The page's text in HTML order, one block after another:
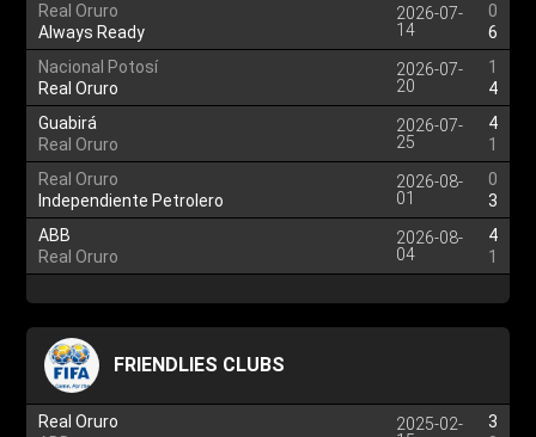
Real Oruro
Always Ready
2026-07-
14
0
6
Nacional Potosí
Real Oruro
2026-07-
20
1
4
Guabirá
Real Oruro
2026-07-
25
4
1
Real Oruro
Independiente Petrolero
2026-08-
01
0
3
ABB
Real Oruro
2026-08-
04
4
1
FRIENDLIES CLUBS
Real Oruro
2025-02-
3